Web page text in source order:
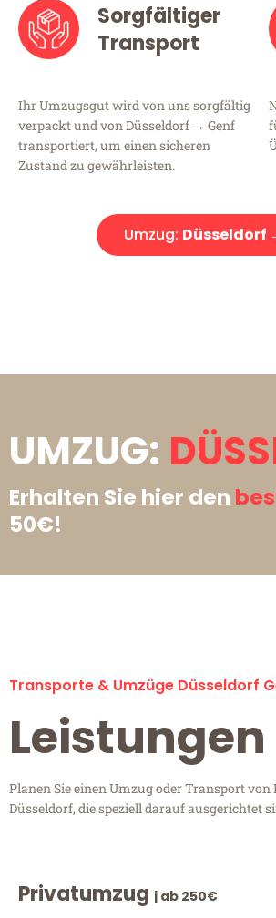
Sorgfältiger
Transport
Ihr Umzugsgut wird von uns sorgfältig
verpackt und von Düsseldorf → Genf
transportiert, um einen sicheren
Zustand zu gewährleisten.
Umzug: Düsseldorf
UMZUG:
Erhalten Sie hier den
50€!
Transporte & Umzüge Düsseldorf
Planen Sie einen Umzug oder Transport
Düsseldorf, die speziell darauf ausgerichtet
Privatumzug | ab 250€